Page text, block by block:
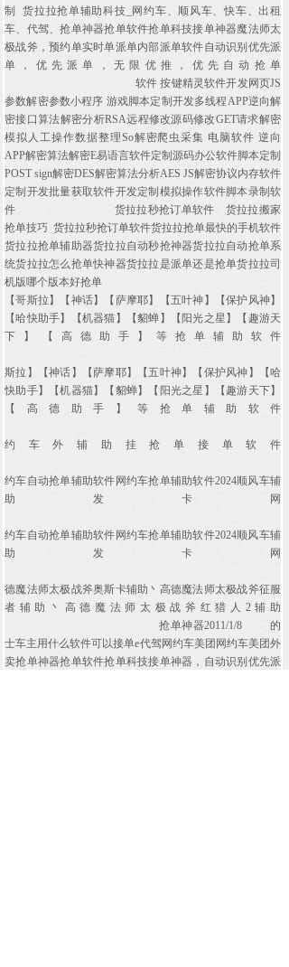
制 货拉拉抢单辅助科技_网约车、顺风车、快车、出租
车、代驾、抢单神器抢单软件抢单科技接单神器魔法师太
极战斧，预约单实时单派单内部派单软件自动识别优先派
单，优先派单，无限优推，优先自动抢单
软件 按键精灵软件开发网页JS
参数解密参数小程序 游戏脚本定制开发多线程APP逆向解
密接口算法解密分析RSA远程修改源码修改GET请求解密
模拟人工操作数据整理So解密爬虫采集 电脑软件 逆向
APP解密算法解密E易语言软件定制源码办公软件脚本定制
POST sign解密DES解密算法分析AES JS解密协议内存软件
定制开发批量获取软件开发定制模拟操作软件脚本录制软
件
货拉拉秒抢订单软件
货拉拉搬家
抢单技巧 货拉拉秒抢订单软件货拉拉抢单最快的手机软件
货拉拉抢单辅助器货拉拉自动秒抢神器货拉拉自动抢单系
统货拉拉怎么抢单快神器货拉拉是派单还是抢单货拉拉司
机版哪个版本好抢单
【哥斯拉】【神话】【萨摩耶】【五叶神】【保护风神】
【哈快助手】【机器猫】【貂蝉】【阳光之星】【趣游天
下】【高德助手】等抢单辅助软件
斯拉】【神话】【萨摩耶】【五叶神】【保护风神】【哈
快助手】【机器猫】【貂蝉】【阳光之星】【趣游天下】
【高德助手】等抢单辅助软件
约车外辅助挂抢单接单软件
约车自动抢单辅助软件网约车抢单辅助软件2024顺风车辅
助发卡网
约车自动抢单辅助软件网约车抢单辅助软件2024顺风车辅
助发卡网
德魔法师太极战斧奥斯卡辅助丶高德魔法师太极战斧征服
者辅助丶高德魔法师太极战斧红猎人2辅助
抢单神器2011/1/8
的
士车主用什么软件可以接单e代驾网约车美团网约车美团外
卖抢单神器抢单软件抢单科技接单神器，自动识别优先派